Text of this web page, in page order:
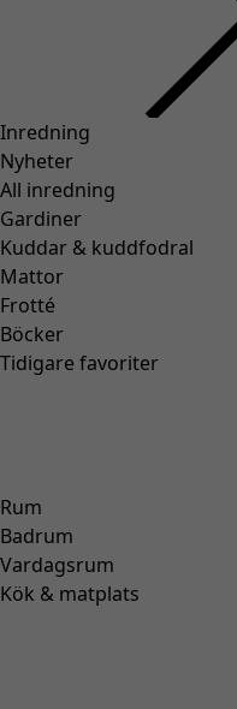
Inredning
Nyheter
All inredning
Gardiner
Kuddar & kuddfodral
Mattor
Frotté
Böcker
Tidigare favoriter
Rum
Badrum
Vardagsrum
Kök & matplats